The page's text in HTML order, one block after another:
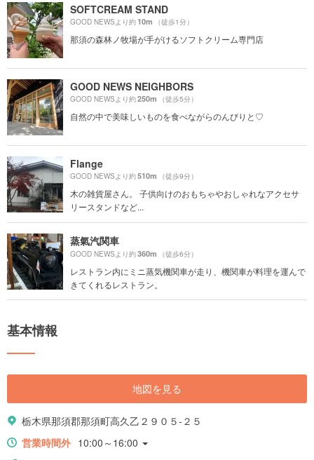
SOFTCREAM STAND
GOOD NEWSより約10m （徒歩1分）
那須の森林ノ牧場が手がけるソフトクリーム専門店
GOOD NEWS NEIGHBORS
GOOD NEWSより約250m （徒歩5分）
自然の中で美味しいものを食べながらのんびりと♡
Flange
GOOD NEWSより約510m （徒歩9分）
木の雑貨屋さん。 子供向けのおもちゃやおしゃれなアクセサ
リースタンドなど...
蒸氣汽関車
GOOD NEWSより約360m （徒歩6分）
レストラン内にミニ蒸気機関車が走り、機関車が料理を運んで
きてくれるレストラン。
基本情報
地図を見る
栃木県那須郡那須町高久乙２９０５-２５
営業時間外 10:00～16:00